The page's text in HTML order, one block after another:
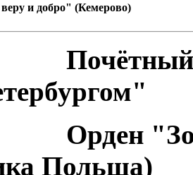
и добро" (Кемерово)
"Золотой
Польша)